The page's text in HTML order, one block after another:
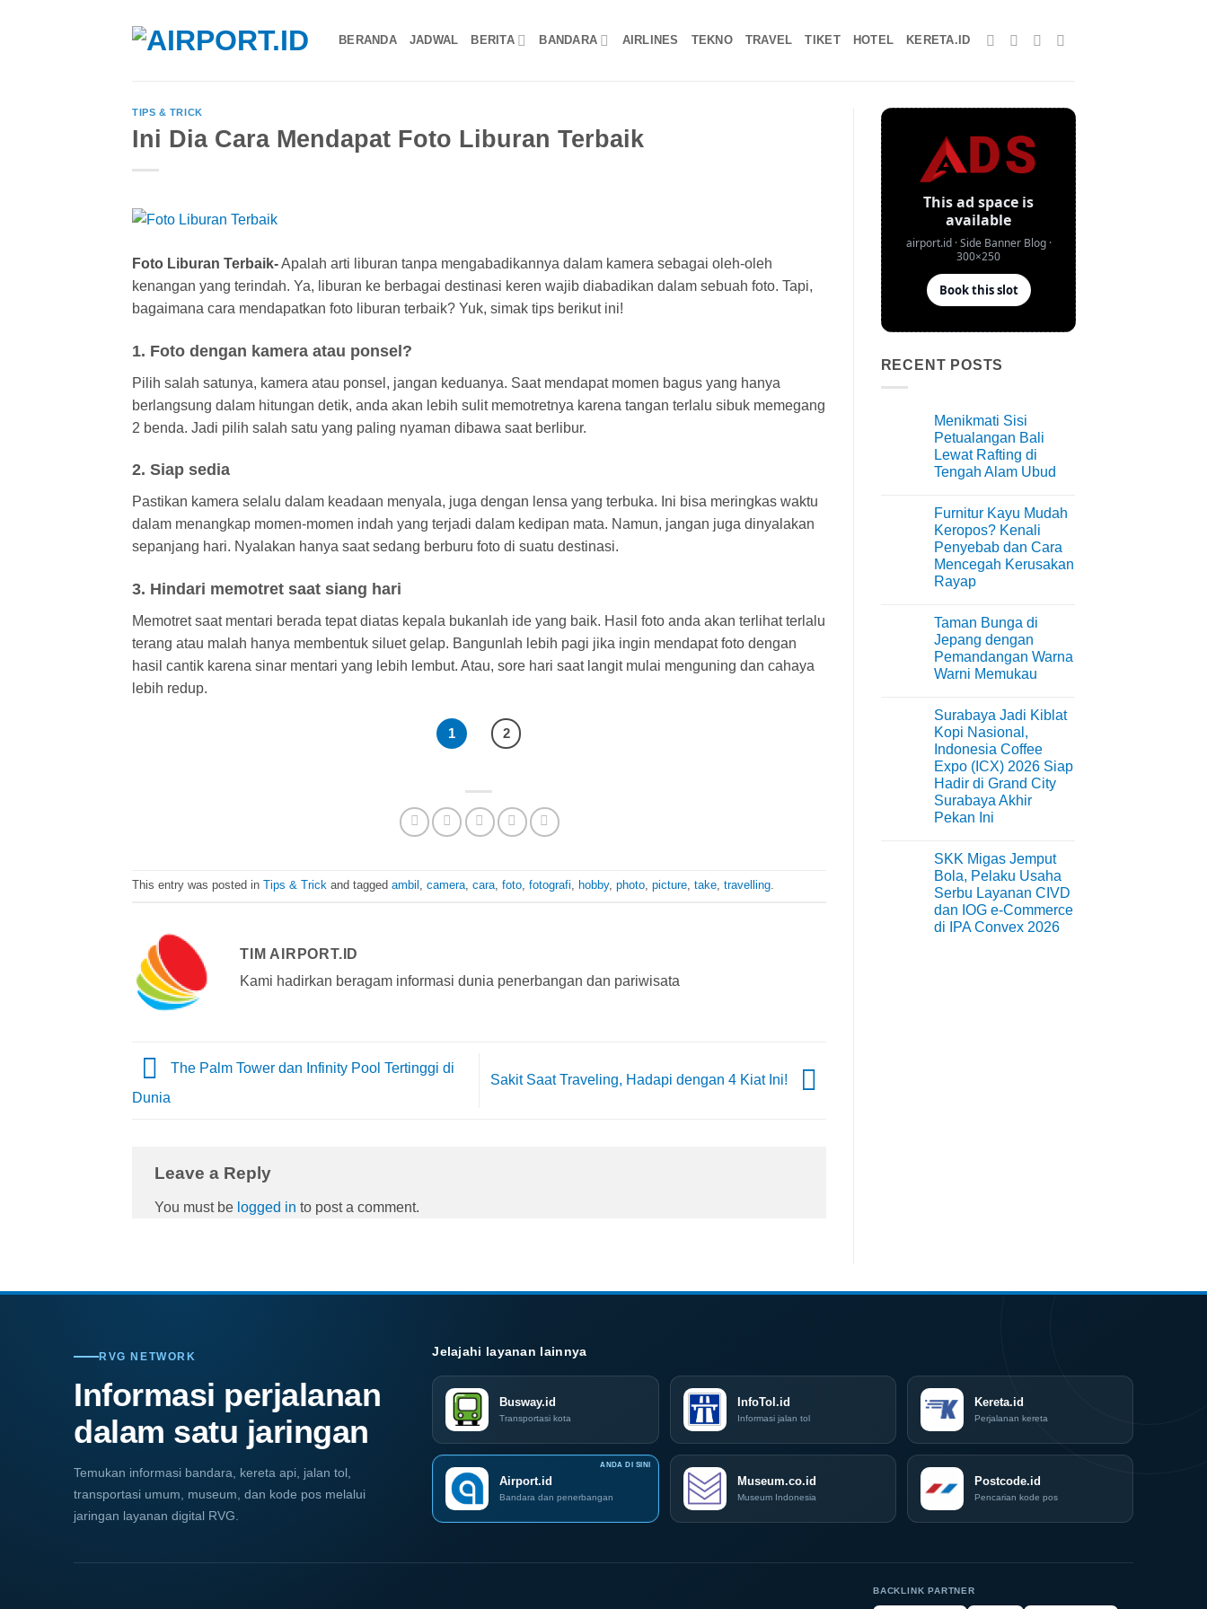
BERANDA JADWAL BERITA BANDARA AIRLINES TEKNO TRAVEL TIKET HOTEL KERETA.ID
TIPS & TRICK
Ini Dia Cara Mendapat Foto Liburan Terbaik
Foto Liburan Terbaik-Apalah arti liburan tanpa mengabadikannya dalam kamera sebagai oleh-oleh
kenangan yang terindah. Ya, liburan ke berbagai destinasi keren wajib diabadikan dalam sebuah foto. Tapi,
bagaimana cara mendapatkan foto liburan terbaik? Yuk, simak tips berikut ini!
1. Foto dengan kamera atau ponsel?
Pilih salah satunya, kamera atau ponsel, jangan keduanya. Saat mendapat momen bagus yang hanya
berlangsung dalam hitungan detik, anda akan lebih sulit memotretnya karena tangan terlalu sibuk memegang
2 benda. Jadi pilih salah satu yang paling nyaman dibawa saat berlibur.
2. Siap sedia
Pastikan kamera selalu dalam keadaan menyala, juga dengan lensa yang terbuka. Ini bisa meringkas waktu
dalam menangkap momen-momen indah yang terjadi dalam kedipan mata. Namun, jangan juga dinyalakan
sepanjang hari. Nyalakan hanya saat sedang berburu foto di suatu destinasi.
3. Hindari memotret saat siang hari
Memotret saat mentari berada tepat diatas kepala bukanlah ide yang baik. Hasil foto anda akan terlihat terlalu
terang atau malah hanya membentuk siluet gelap. Bangunlah lebih pagi jika ingin mendapat foto dengan
hasil cantik karena sinar mentari yang lebih lembut. Atau, sore hari saat langit mulai menguning dan cahaya
lebih redup.
1 2
This entry was posted in Tips & Trick and tagged ambil , camera, cara, foto, fotografi, hobby, photo, picture, take, travelling.
TIM AIRPORT.ID
Kami hadirkan beragam informasi dunia penerbangan dan pariwisata
The Palm Tower dan Infinity Pool Tertinggi di
Dunia
Sakit Saat Traveling, Hadapi dengan 4 Kiat Ini!
Leave a Reply
You must be logged in to post a comment.
RECENT POSTS
Menikmati Sisi
Petualangan Bali
Lewat Rafting di
Tengah Alam Ubud
on
Menikmati
Sisi
Petualangan
Bali
Lewat
Rafting
Alam
Ubud
Furnitur Kayu Mudah
Keropos? Kenali
Penyebab dan Cara
Mencegah Kerusakan
Rayap
on
Furnitur
Kayu
Mudah
Keropos?
Kenali
Cara
Mencegah
Kerusakan
Rayap
Taman Bunga di
Jepang dengan
Pemandangan Warna
Warni Memukau
on
Taman
Bunga
di
Jepang
dengan
Pemandangan
Warna
Warni
Memukau
Surabaya Jadi Kiblat
Kopi Nasional,
Indonesia Coffee
Expo (ICX) 2026 Siap
Hadir di Grand City
Surabaya Akhir
Pekan Ini
on
Surabaya
Jadi
Kiblat
Kopi
Nasional,
Indonesia
SKK Migas Jemput
Bola, Pelaku Usaha
Serbu Layanan CIVD
dan IOG e-Commerce
di IPA Convex 2026
RVG NETWORK
Informasi perjalanan
dalam satu jaringan
Temukan informasi bandara, kereta api, jalan tol,
transportasi umum, museum, dan kode pos melalui
jaringan layanan digital RVG.
Jelajahi layanan lainnya
Busway.id
Transportasi kota
InfoTol.id
Informasi jalan tol
Kereta.id
Perjalanan kereta
Airport.id
Bandara dan penerbangan
Museum.co.id
Museum Indonesia
Postcode.id
Pencarian kode pos
BACKLINK PARTNER